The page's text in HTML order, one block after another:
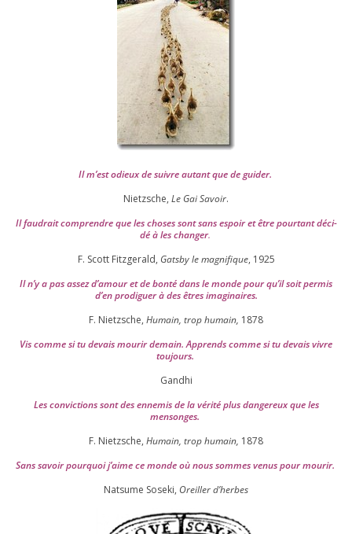
Il m’est odieux de suivre autant que de gui­der.
Nietzsche, Le Gai Savoir.
Il fau­drait com­prendre que les choses sont sans espoir et être pour­tant déci­
dé à les chan­ger.
F. Scott Fitzgerald, Gatsby le magni­fique, 1925
Il n’y a pas assez d’a­mour et de bon­té dans le monde pour qu’il soit per­mis
d’en pro­di­guer à des êtres imaginaires.
F. Nietzsche, Humain, trop humain, 1878
Vis comme si tu devais mou­rir demain. Apprends comme si tu devais vivre
toujours.
Gandhi
Les convic­tions sont des enne­mis de la véri­té plus dan­ge­reux que les
mensonges.
F. Nietzsche, Humain, trop humain, 1878
Sans savoir pour­quoi j’aime ce monde où nous sommes venus pour mourir.
Natsume Soseki, Oreiller d’herbes